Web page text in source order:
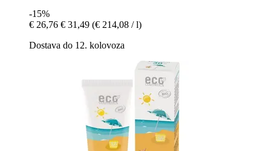
-15%
€ 26,76 € 31,49 (€ 214,08 / l)
Dostava do 12. kolovoza